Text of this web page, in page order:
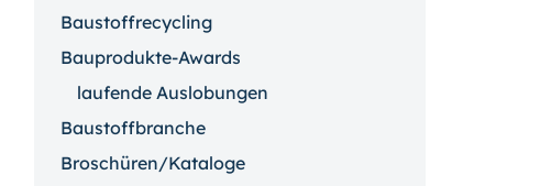
Baustoffrecycling
Bauprodukte-Awards
laufende Auslobungen
Baustoffbranche
Broschüren/Kataloge